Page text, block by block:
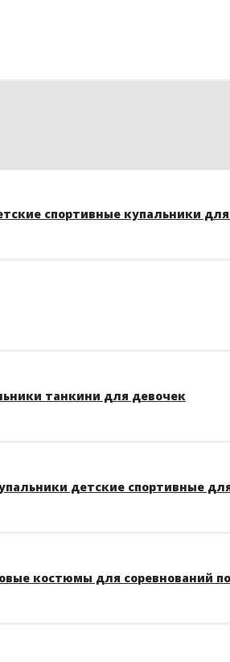
спортивные купальники для
танкини для девочек
детские спортивные
костюмы для соревнований